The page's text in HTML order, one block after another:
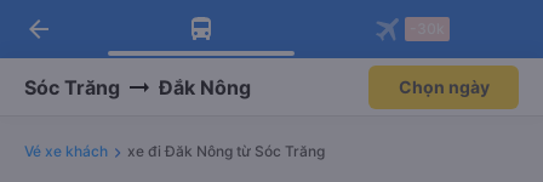
Tải app Vexere ngay!
Nhận ưu đãi thành viên độc
Mở app
Tải app Vexere
-30k/ghế khi đặt vé máy bay qua
Mở app
arrow_back
Sóc Trăng Đắk Nông Chọn ngày
Vé xe khách xe đi Đăk Nông từ Sóc Trăng